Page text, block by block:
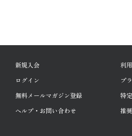
新規入会
ログイン
無料メールマガジン登録
ヘルプ・お問い合わせ
利
プ
特
推